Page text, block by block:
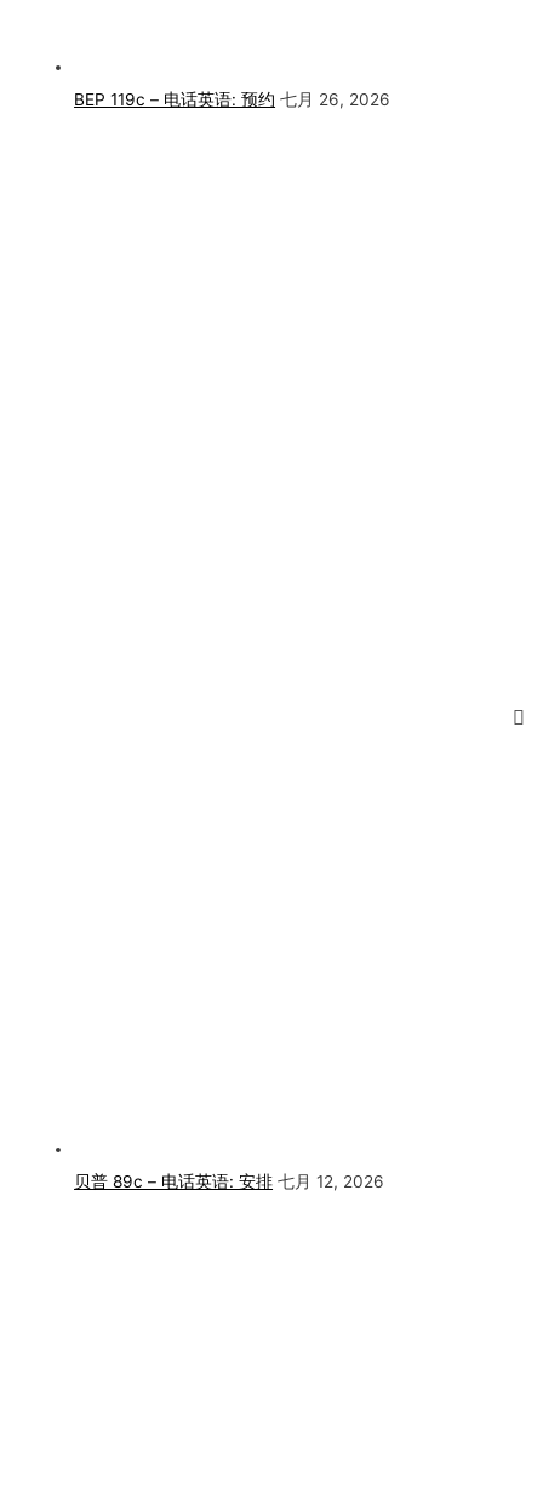
BEP 119c – 电话英语: 预约 七月 26, 2026
贝普 89c – 电话英语: 安排 七月 12, 2026